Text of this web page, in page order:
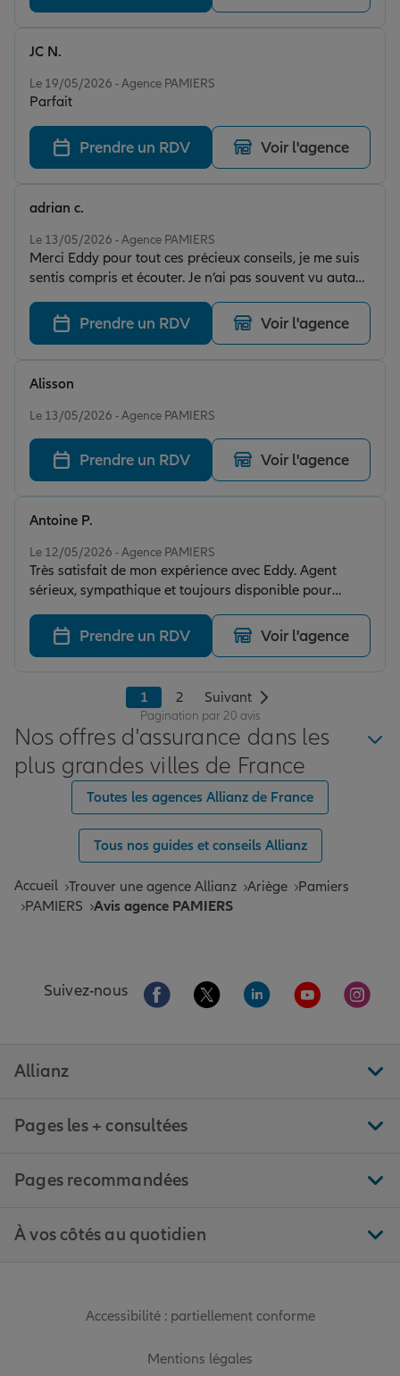
Le 19/05/2026 - Agence PAMIERS
Parfait
JC N.
Prendre un RDV Voir l'agence
Le 13/05/2026 - Agence PAMIERS
Merci Eddy pour tout ces précieux conseils, je me suis
sentis compris et écouter. Je n’ai pas souvent vu autant
de professionnalisme chez quelqu’un. Votez Eddy!
adrian c.
Prendre un RDV Voir l'agence
Le 13/05/2026 - Agence PAMIERS
Alisson
Prendre un RDV Voir l'agence
Le 12/05/2026 - Agence PAMIERS
Très satisfait de mon expérience avec Eddy. Agent
sérieux, sympathique et toujours disponible pour
répondre aux questions. Les conseils sont clairs et
adaptés on se sent bien accompagné. Je recommande
sans hésiter.
Antoine P.
Prendre un RDV Voir l'agence
1 2 Suivant
Pagination par 20 avis
Nos offres d'assurance dans les
plus grandes villes de France
Toutes les agences Allianz de France
Tous nos guides et conseils Allianz
Accueil Trouver une agence Allianz Ariège
Pamiers
PAMIERS
Avis agence PAMIERS
Suivez-nous Aller sur la page Facebook de Allianz
Aller sur la page Twitter de
Aller sur la page
Aller sur la
Aller
Allianz
Pages les + consultées
Pages recommandées
À vos côtés au quotidien
Accessibilité : partiellement conforme
Mentions légales